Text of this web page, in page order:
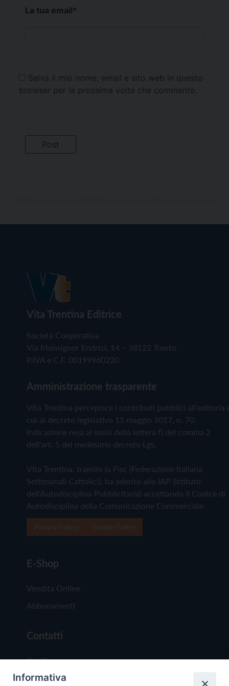
La tua email*
Salva il mio nome, email e sito web in questo
browser per la prossima volta che commento.
Vita Trentina Editrice
Società Cooperativa
Via Monsignor Endrici, 14 – 38122 Trento
P.IVA e C.F. 00199960220
Amministrazione trasparente
Vita Trentina percepisce i contributi pubblici all'editoria
cui al decreto legislativo 15 maggio 2017, n. 70.
Indicazione resa ai sensi della lettera f) del comma 2
dell'art. 5 del medesimo decreto Lgs.
Vita Trentina, tramite la Fisc (Federazione Italiana
Settimanali Cattolici), ha aderito allo IAP (Istituto
dell'Autodisciplina Pubblicitaria) accettando il Codice di
Autodisciplina della Comunicazione Commerciale
E-Shop
Vendita Online
Abbonamenti
Contatti
Chi Siamo
Redazione
Informativa